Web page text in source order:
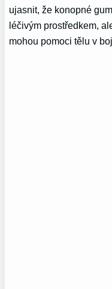
ujasnit, že konopné
léčivým prostředkem,
mohou pomoci tělu v